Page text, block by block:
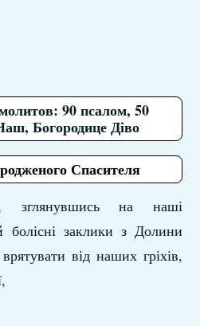
90 псалом, 50
Богородице Діво
Спасителя
зглянувшись на наші
болісні заклики з Долини
від наших гріхів,